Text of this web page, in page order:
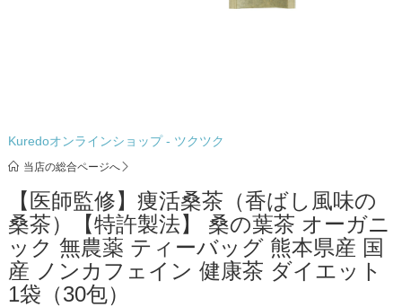
Kuredoオンラインショップ - ツクツク
当店の総合ページへ
【医師監修】痩活桑茶（香ばし風味の
桑茶）【特許製法】 桑の葉茶 オーガニ
ック 無農薬 ティーバッグ 熊本県産 国
産 ノンカフェイン 健康茶 ダイエット
1袋（30包）